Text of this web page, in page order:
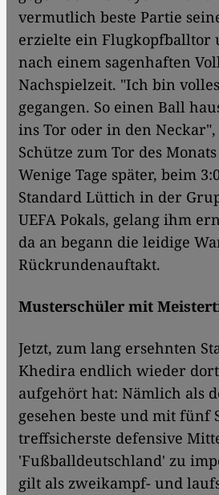
vermutlich beste Partie
erzielte ein Flugkopfballtor
nach einem sagenhaften
Nachspielzeit. "Ich bin
gegangen. So einen Ball
ins Tor oder in den Neckar",
Schütze zum Tor des
Wenige Tage später, beim
Standard Lüttich in der
UEFA Pokals, gelang ihm
da an begann die leidige
Rückrundenauftakt.
Musterschüler mit
Jetzt, zum lang ersehnten
Khedira endlich wieder
aufgehört hat: Nämlich als
gesehen beste und mit fünf
treffsicherste defensive
'Fußballdeutschland' zu
gilt als zweikampf- und